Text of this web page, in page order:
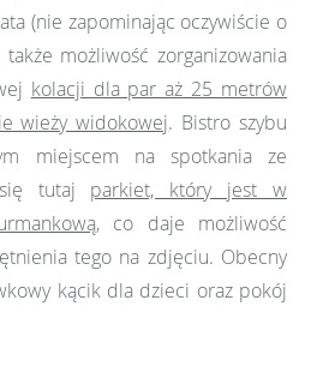
(nie zapominając oczywiście o
możliwość zorganizowania
kolacji dla par aż 25 metrów
wieży widokowej. Bistro szybu
miejscem na spotkania ze
tutaj parkiet, który jest w
, co daje możliwość
tego na zdjęciu. Obecny
kącik dla dzieci oraz pokój